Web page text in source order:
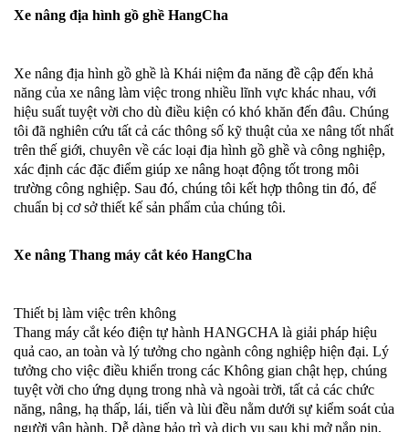
Xe nâng địa hình gồ ghề HangCha
Xe nâng địa hình gồ ghề là Khái niệm đa năng đề cập đến khả
năng của xe nâng làm việc trong nhiều lĩnh vực khác nhau, với
hiệu suất tuyệt vời cho dù điều kiện có khó khăn đến đâu. Chúng
tôi đã nghiên cứu tất cả các thông số kỹ thuật của xe nâng tốt nhất
trên thế giới, chuyên về các loại địa hình gồ ghề và công nghiệp,
xác định các đặc điểm giúp xe nâng hoạt động tốt trong môi
trường công nghiệp. Sau đó, chúng tôi kết hợp thông tin đó, để
chuẩn bị cơ sở thiết kế sản phẩm của chúng tôi.
Xe nâng Thang máy cắt kéo HangCha
Thiết bị làm việc trên không
Thang máy cắt kéo điện tự hành HANGCHA là giải pháp hiệu
quả cao, an toàn và lý tưởng cho ngành công nghiệp hiện đại. Lý
tưởng cho việc điều khiển trong các Không gian chật hẹp, chúng
tuyệt vời cho ứng dụng trong nhà và ngoài trời, tất cả các chức
năng, nâng, hạ thấp, lái, tiến và lùi đều nằm dưới sự kiểm soát của
người vận hành. Dễ dàng bảo trì và dịch vụ sau khi mở nắp pin,